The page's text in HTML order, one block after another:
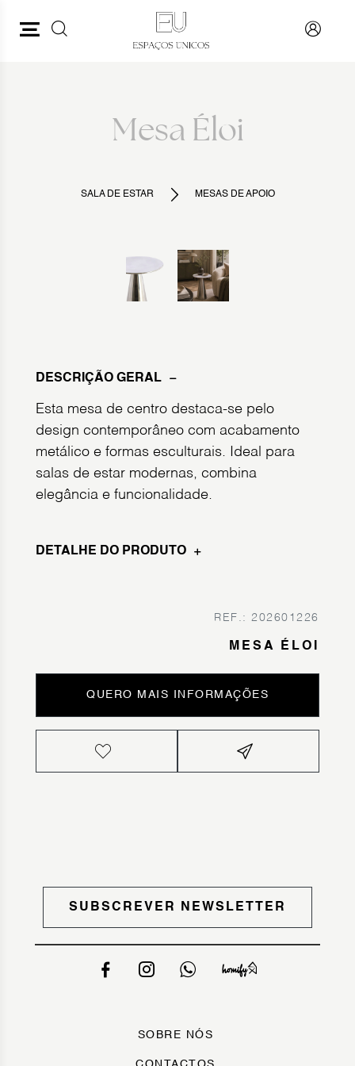
Mesa Éloi
SALA DE ESTAR MESAS DE APOIO
DESCRIÇÃO GERAL
Esta mesa de centro destaca-se pelo
design contemporâneo com acabamento
metálico e formas esculturais. Ideal para
salas de estar modernas, combina
elegância e funcionalidade.
DETALHE DO PRODUTO
REF.: 202601226
MESA ÉLOI
QUERO MAIS INFORMAÇÕES
SUBSCREVER NEWSLETTER
SOBRE NÓS
PESQUISAR